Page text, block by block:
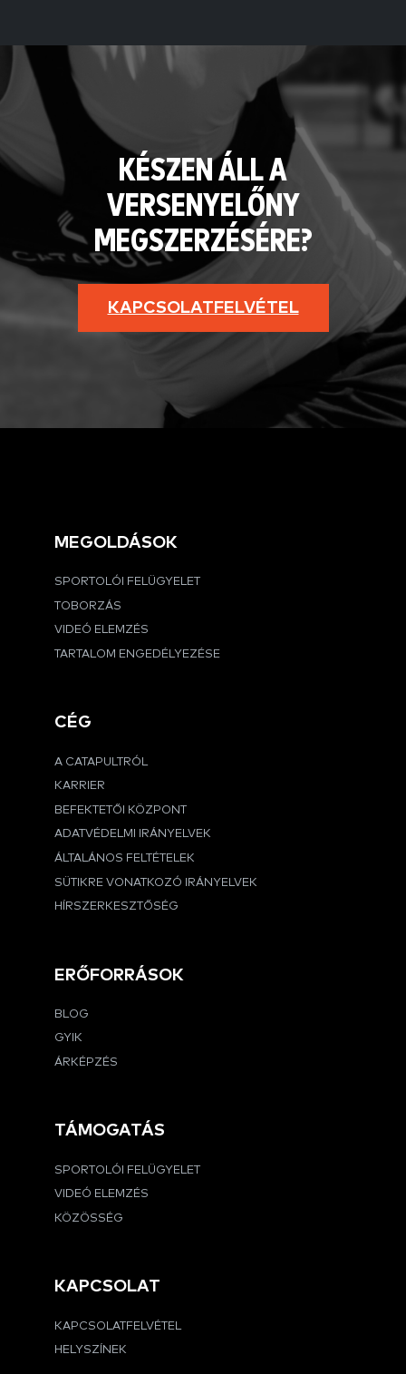
KÉSZEN ÁLL A
VERSENYELŐNY
MEGSZERZÉSÉRE?
KAPCSOLATFELVÉTEL
MEGOLDÁSOK
SPORTOLÓI FELÜGYELET
TOBORZÁS
VIDEÓ ELEMZÉS
TARTALOM ENGEDÉLYEZÉSE
CÉG
A CATAPULTRÓL
KARRIER
BEFEKTETŐI KÖZPONT
ADATVÉDELMI IRÁNYELVEK
ÁLTALÁNOS FELTÉTELEK
SÜTIKRE VONATKOZÓ IRÁNYELVEK
HÍRSZERKESZTŐSÉG
ERŐFORRÁSOK
BLOG
GYIK
ÁRKÉPZÉS
TÁMOGATÁS
SPORTOLÓI FELÜGYELET
VIDEÓ ELEMZÉS
KÖZÖSSÉG
KAPCSOLAT
KAPCSOLATFELVÉTEL
HELYSZÍNEK